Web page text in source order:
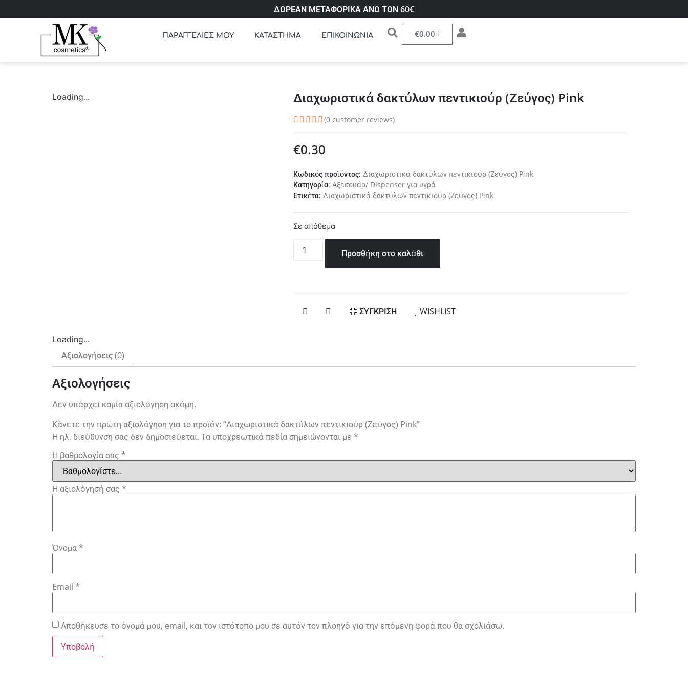
ΔΩΡΕΑΝ ΜΕΤΑΦΟΡΙΚΑ ΑΝΩ ΤΩΝ 60€
ΠΑΡΑΓΓΕΛΙΕΣ ΜΟΥ ΚΑΤΑΣΤΗΜΑ ΕΠΙΚΟΙΝΩΝΙΑ €0.00
Loading... Διαχωριστικά δακτύλων πεντικιούρ (Ζεύγος) Pink
(0 customer reviews)
€0.30
Κωδικός προϊόντος: Διαχωριστικά δακτύλων πεντικιούρ (Ζεύγος) Pink
Κατηγορία: Αξεσουάρ/ Dispenser για υγρά
Ετικέτα: Διαχωριστικά δακτύλων πεντικιούρ (Ζεύγος) Pink
Σε απόθεμα
Προσθήκη στο καλάθι
ΣΥΓΚΡΙΣΗ WISHLIST
Loading...
Αξιολογήσεις (0)
Αξιολογήσεις
Δεν υπάρχει καμία αξιολόγηση ακόμη.
Κάνετε την πρώτη αξιολόγηση για το προϊόν: “Διαχωριστικά δακτύλων πεντικιούρ (Ζεύγος) Pink”
Η ηλ. διεύθυνση σας δεν δημοσιεύεται. Τα υποχρεωτικά πεδία σημειώνονται με *
Η βαθμολογία σας *
Η αξιολόγησή σας *
Όνομα *
Email *
Αποθήκευσε το όνομά μου, email, και τον ιστότοπο μου σε αυτόν τον πλοηγό για την επόμενη φορά που θα σχολιάσω.